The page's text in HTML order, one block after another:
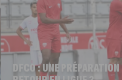
DFCO : UNE